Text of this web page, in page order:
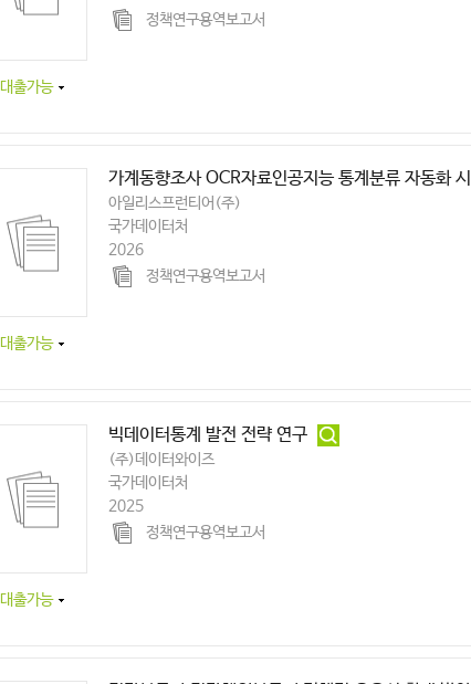
정책연구용역보고서
대출가능
가계동향조사 OCR자료인공지능 통계분류 자동화
아일리스프런티어(주)
국가데이터처
2026
정책연구용역보고서
대출가능
빅데이터통계 발전 전략 연구
(주)데이터와이즈
국가데이터처
2025
정책연구용역보고서
대출가능